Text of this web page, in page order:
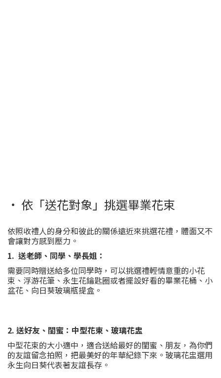
· 依「送花對象」挑選畢業花束
依照收禮人的身分和彼此的關係遠近來挑選花禮，體面又不
會讓對方感到壓力。
1. 送老師、同學、學長姐：
需要同時贈送給多位同學時，可以挑選禮輕情意重的小花
束、浮游花筆、永生花鑰匙圈或者擺設好看的畢業花桶、小
盆花、向日葵玻璃瓶提盒。
2. 送好友、閨蜜：中型花束、玻璃花盅
中型花束的大小適中，適合送給最好的閨蜜、朋友，為你們
的友誼留念拍照，把最美好的年華紀錄下來。玻璃花盅選用
永生向日葵代表著友誼長存。